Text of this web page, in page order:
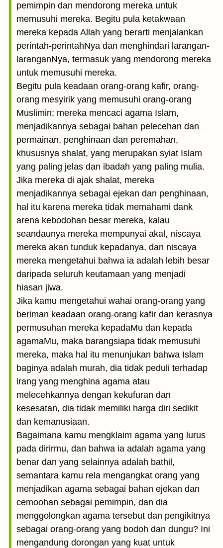
pemimpin dan mendorong mereka untuk
memusuhi mereka. Begitu pula ketakwaan
mereka kepada Allah yang berarti menjalankan
perintah-perintahNya dan menghindari larangan-
laranganNya, termasuk yang mendorong mereka
untuk memusuhi mereka.
Begitu pula keadaan orang-orang kafir, orang-
orang mesyirik yang memusuhi orang-orang
Muslimin; mereka mencaci agama Islam,
menjadikannya sebagai bahan pelecehan dan
permainan, penghinaan dan peremahan,
khususnya shalat, yang merupakan syiat Islam
yang paling jelas dan ibadah yang paling mulia.
Jika mereka di ajak shalat, mereka
menjadikannya sebagai ejekan dan penghinaan,
hal itu karena mereka tidak memahami dank
arena kebodohan besar mereka, kalau
seandaunya mereka mempunyai akal, niscaya
mereka akan tunduk kepadanya, dan niscaya
mereka mengetahui bahwa ia adalah lebih besar
daripada seluruh keutamaan yang menjadi
hiasan jiwa.
Jika kamu mengetahui wahai orang-orang yang
beriman keadaan orang-orang kafir dan kerasnya
permusuhan mereka kepadaMu dan kepada
agamaMu, maka barangsiapa tidak memusuhi
mereka, maka hal itu menunjukan bahwa Islam
baginya adalah murah, dia tidak peduli terhadap
irang yang menghina agama atau
melecehkannya dengan kekufuran dan
kesesatan, dia tidak memiliki harga diri sedikit
dan kemanusiaan.
Bagaimana kamu mengklaim agama yang lurus
pada dirirmu, dan bahwa ia adalah agama yang
benar dan yang selainnya adalah bathil,
semantara kamu rela mengangkat orang yang
menjadikan agama sebagai bahan ejekan dan
cemoohan sebagai pemimpin, dan dia
menggolongkan agama tersebut dan pengikitnya
sebagai orang-orang yang bodoh dan dungu? Ini
mengandung dorongan yang kuat untuk